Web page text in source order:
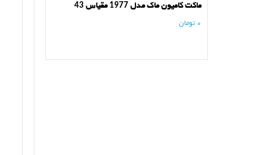
ماکت کامیون ماک مدل 1977 مقیاس 43
0 تومان